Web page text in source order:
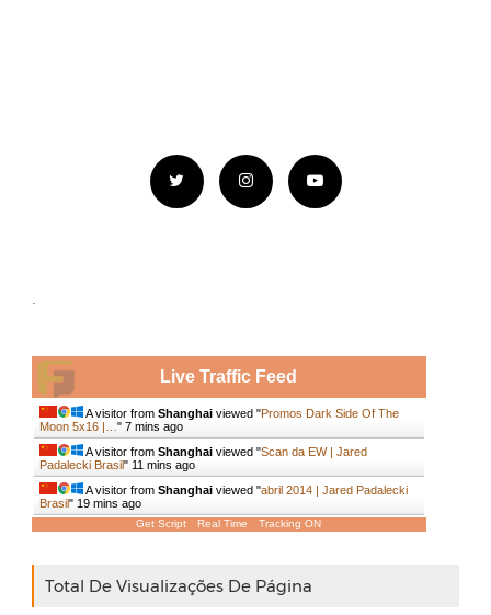
.
Live Traffic Feed
A visitor from Shanghaiviewed "Promos Dark Side Of The
Moon 5x16 |… " 7 mins ago
A visitor from Shanghaiviewed "Scan da EW | Jared
Padalecki Brasil" 11 mins ago
A visitor from Shanghaiviewed "abril 2014 | Jared Padalecki
Brasil" 19 mins ago
Get Script Real Time Tracking ON
Total De Visualizações De Página